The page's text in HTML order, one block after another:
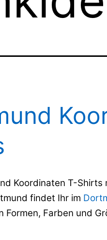
Koordinaten T-
findet Ihr im
Formen, Farben und